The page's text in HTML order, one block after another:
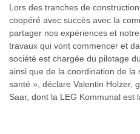
Lors des tranches de
coopéré avec succès avec la
partager nos expériences et
travaux qui vont commencer et
société est chargée du pilotage
ainsi que de la coordination de
santé », déclare Valentin Holzer,
Saar, dont la LEG Kommunal est